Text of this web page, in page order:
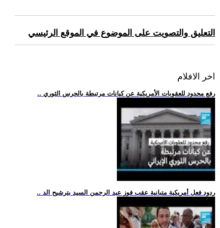
التعليق والتصويت على الموضوع في الموقع الرئيسي
اخر الافلام
.. رفع محدود للعقوبات الأمريكية عن كيانات مرتبطة بالحرس الثوري
.. ردود فعل أمريكية متبانية عقب فوز عبد الرحمن السيد بترشيح الد